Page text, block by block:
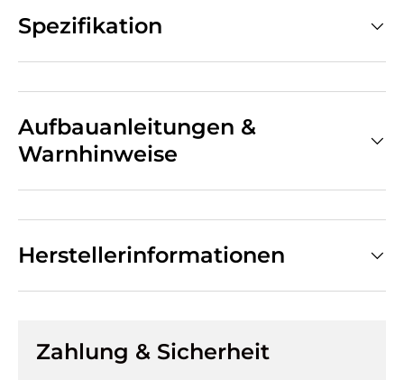
Spezifikation
Aufbauanleitungen &
Warnhinweise
Herstellerinformationen
Zahlung & Sicherheit